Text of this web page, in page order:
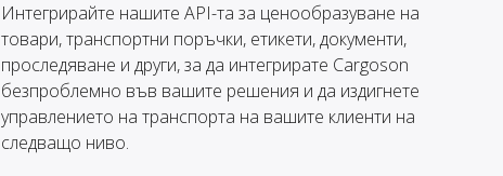
Интегрирайте нашите API-та за ценообразуване на
товари, транспортни поръчки, етикети, документи,
проследяване и други, за да интегрирате Cargoson
безпроблемно във вашите решения и да издигнете
управлението на транспорта на вашите клиенти на
следващо ниво.